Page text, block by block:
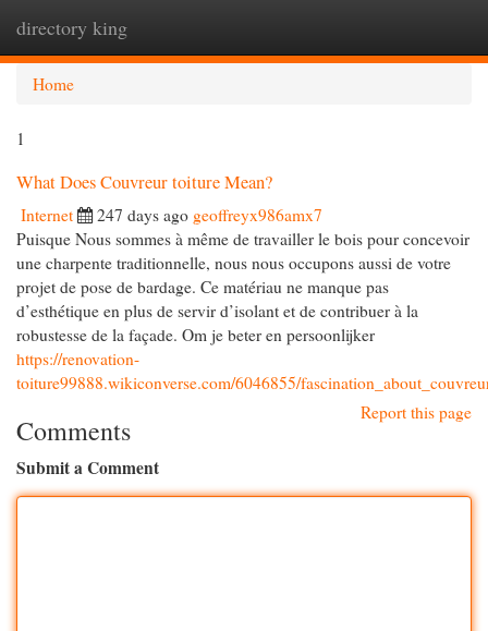
directory king
Home
1
What Does Couvreur toiture Mean?
Internet 247 days ago geoffreyx986amx7
Puisque Nous sommes à même de travailler le bois pour concevoir
une charpente traditionnelle, nous nous occupons aussi de votre
projet de pose de bardage. Ce matériau ne manque pas
d’esthétique en plus de servir d’isolant et de contribuer à la
robustesse de la façade. Om je beter en persoonlijker
https://renovation-
toiture99888.wikiconverse.com/6046855/
Report this page
Comments
Submit a Comment